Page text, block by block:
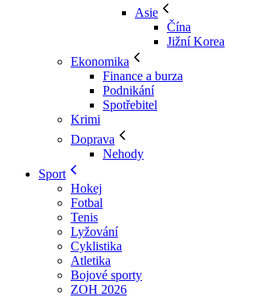
Asie
Čína
Jižní Korea
Ekonomika
Finance a burza
Podnikání
Spotřebitel
Krimi
Doprava
Nehody
Sport
Hokej
Fotbal
Tenis
Lyžování
Cyklistika
Atletika
Bojové sporty
ZOH 2026